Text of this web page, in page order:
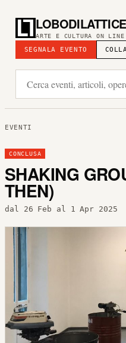
LOBODILATTICE
ARTE E CULTURA ON
SEGNALA EVENTO
EVENTI
CONCLUSA
SHAKING
THEN)
dal 26 Feb al 1 Apr 2025